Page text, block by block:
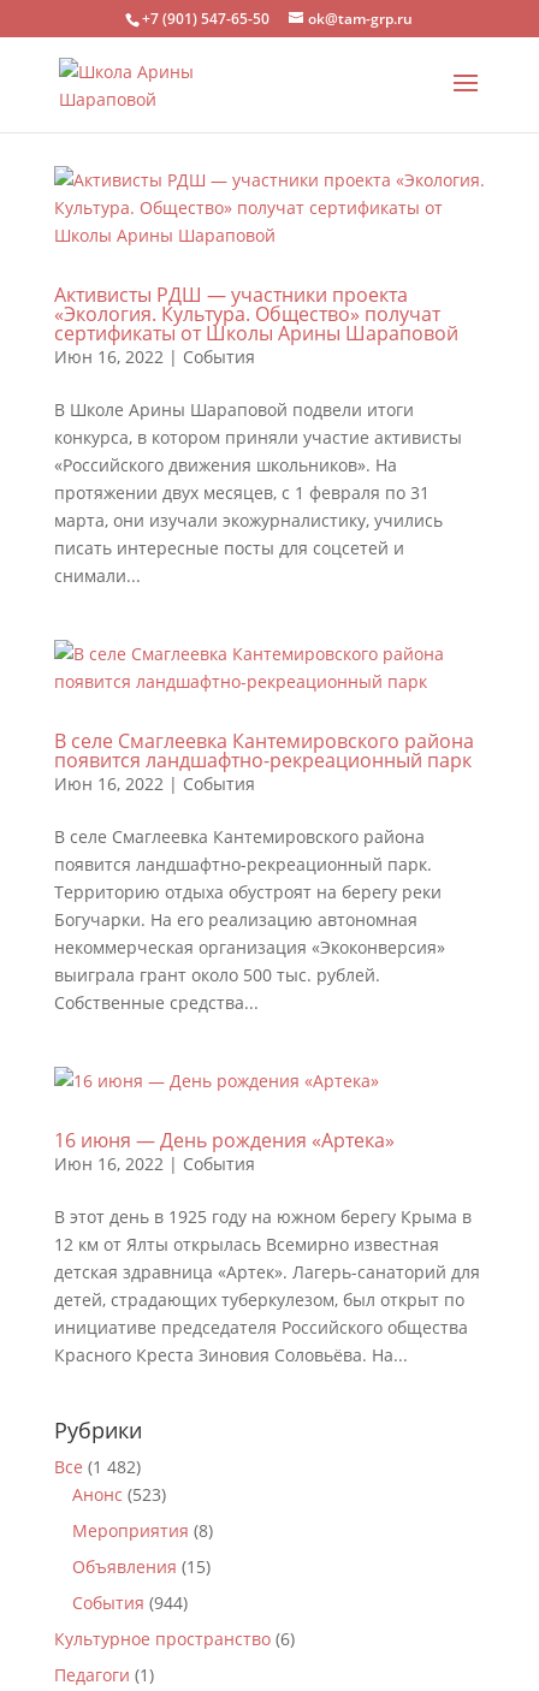
+7 (901) 547-65-50 ok@tam-grp.ru
Активисты РДШ — участники проекта
«Экология. Культура. Общество» получат
сертификаты от Школы Арины Шараповой
Июн 16, 2022| События
В Школе Арины Шараповой подвели итоги
конкурса, в котором приняли участие активисты
«Российского движения школьников». На
протяжении двух месяцев, с 1 февраля по 31
марта, они изучали экожурналистику, учились
писать интересные посты для соцсетей и
снимали...
В селе Смаглеевка Кантемировского района
появится ландшафтно-рекреационный парк
Июн 16, 2022| События
В селе Смаглеевка Кантемировского района
появится ландшафтно-рекреационный парк.
Территорию отдыха обустроят на берегу реки
Богучарки. На его реализацию автономная
некоммерческая организация «Экоконверсия»
выиграла грант около 500 тыс. рублей.
Собственные средства...
16 июня — День рождения «Артека»
Июн 16, 2022| События
В этот день в 1925 году на южном берегу Крыма в
12 км от Ялты открылась Всемирно известная
детская здравница «Артек». Лагерь-санаторий для
детей, страдающих туберкулезом, был открыт по
инициативе председателя Российского общества
Красного Креста Зиновия Соловьёва. На...
Рубрики
Все (1 482)
Анонс (523)
Мероприятия (8)
Объявления (15)
События (944)
Культурное пространство(6)
Педагоги (1)